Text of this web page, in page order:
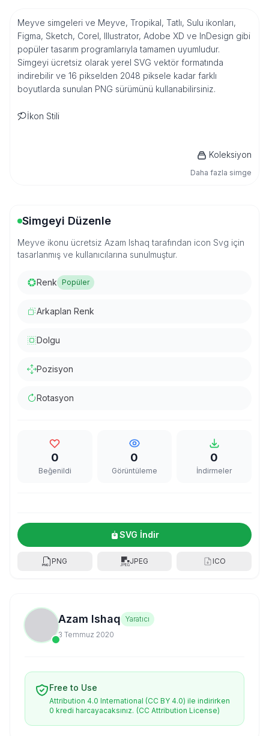
Meyve simgeleri ve Meyve, Tropikal, Tatlı, Sulu ikonları,
Figma, Sketch, Corel, Illustrator, Adobe XD ve InDesign gibi
popüler tasarım programlarıyla tamamen uyumludur.
Simgeyi ücretsiz olarak yerel SVG vektör formatında
indirebilir ve 16 pikselden 2048 piksele kadar farklı
boyutlarda sunulan PNG sürümünü kullanabilirsiniz.
İkon Stili
Koleksiyon
Daha fazla simge
Simgeyi Düzenle
Meyve ikonu ücretsiz Azam Ishaq tarafından icon Svg için
tasarlanmış ve kullanıcılarına sunulmuştur.
Renk Popüler
Arkaplan Renk
Dolgu
Pozisyon
Rotasyon
0
Beğenildi
0
Görüntüleme
0
İndirmeler
SVG İndir
PNG JPEG ICO
Azam Ishaq Yaratıcı
3 Temmuz 2020
Free to Use
Attribution 4.0 International (CC BY 4.0) ile indirirken
0 kredi harcayacaksınız. (CC Attribution License)